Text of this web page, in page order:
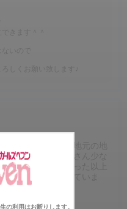
の利用はお断りします。
んですけど、今は地元の地
直、最初は「お客さん少な
ったんですが、思った以上
て、安定して稼げていま